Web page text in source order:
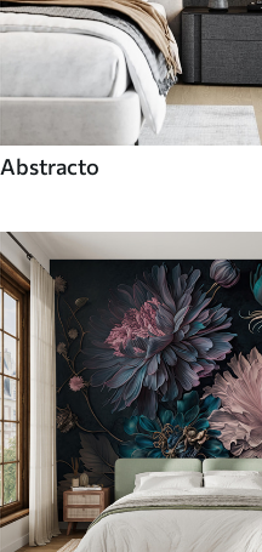
Abstracto